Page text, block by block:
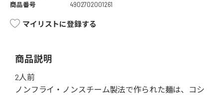
商品番号
4902702001261
マイリストに登録する
商品説明
2人前
ノンフライ・ノンスチーム製法で作られた麺は、コシ